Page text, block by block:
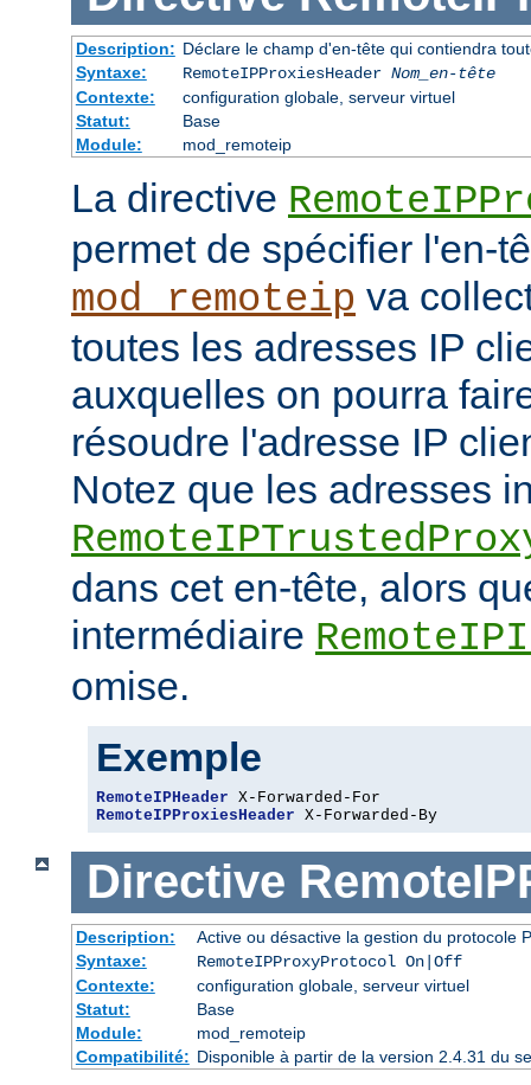
Description: Déclare le champ d'en-tête qui contiendra
Syntaxe:
RemoteIPProxiesHeader Nom_en-tête
Contexte:
configuration globale, serveur virtuel
Statut:
Base
Module:
mod_remoteip
La directive
permet de spécifier l'en-
mod_remoteip va
toutes les adresses IP
auxquelles on pourra
résoudre l'adresse IP
Notez que les adresses
dans cet en-tête, alors
intermédiaire
omise.
Exemple
RemoteIPHeader
RemoteIPProxiesHeader X-Forwarded-By
Directive
Description:
Active ou désactive la gestion du protocole
Syntaxe:
RemoteIPProxyProtocol On|Off
Contexte:
configuration globale, serveur virtuel
Statut:
Base
Module:
mod_remoteip
Compatibilité: Disponible à partir de la version 2.4.31 du